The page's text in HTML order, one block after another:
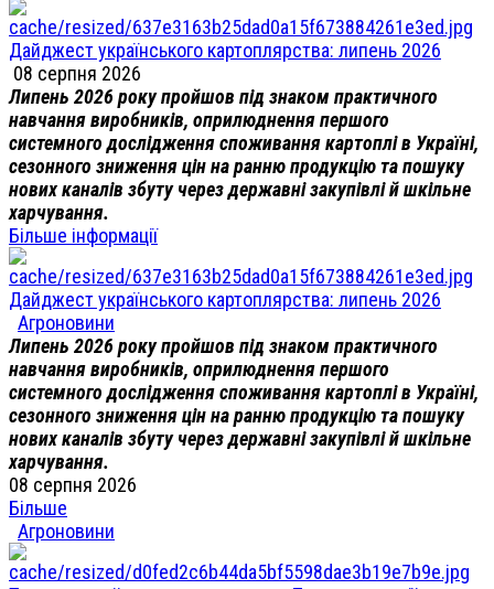
Дайджест українського картоплярства: липень 2026
08 серпня 2026
Липень 2026 року пройшов під знаком практичного
навчання виробників, оприлюднення першого
системного дослідження споживання картоплі в Україні,
сезонного зниження цін на ранню продукцію та пошуку
нових каналів збуту через державні закупівлі й шкільне
харчування.
Більше інформації
Дайджест українського картоплярства: липень 2026
Агроновини
Липень 2026 року пройшов під знаком практичного
навчання виробників, оприлюднення першого
системного дослідження споживання картоплі в Україні,
сезонного зниження цін на ранню продукцію та пошуку
нових каналів збуту через державні закупівлі й шкільне
харчування.
08 серпня 2026
Більше
Агроновини